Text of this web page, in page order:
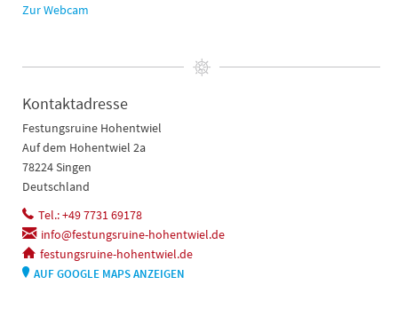
Zur Webcam
Kontaktadresse
Festungsruine Hohentwiel
Auf dem Hohentwiel 2a
78224 Singen
Deutschland
Tel.: +49 7731 69178
info@festungsruine-hohentwiel.de
festungsruine-hohentwiel.de
AUF GOOGLE MAPS ANZEIGEN